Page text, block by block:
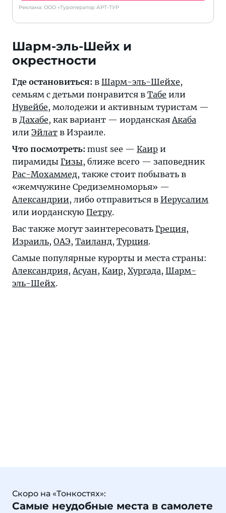
Реклама: ООО «Туроператор АРТ-ТУР
Шарм-эль-Шейх и
окрестности
Где остановиться: в Шарм-эль-Шейхе,
семьям с детьми понравится в Табе или
Нувейбе, молодежи и активным туристам —
в Дахабе, как вариант — иорданскаяАкаба
или Эйлат в Израиле.
Что посмотреть: must see — Каир и
пирамиды Гизы, ближе всего — заповедник
Рас-Мохаммед, также стоит побывать в
«жемчужине Средиземноморья» —
Александрии, либо отправиться в Иерусалим
или иорданскую Петру.
Вас также могут заинтересовать Греция,
Израиль, ОАЭ, Таиланд, Турция.
Самые популярные курорты и места страны:
Александрия,Асуан, Каир, Хургада, Шарм-
эль-Шейх.
Скоро на «Тонкостях»:
Самые неудобные места в самолете